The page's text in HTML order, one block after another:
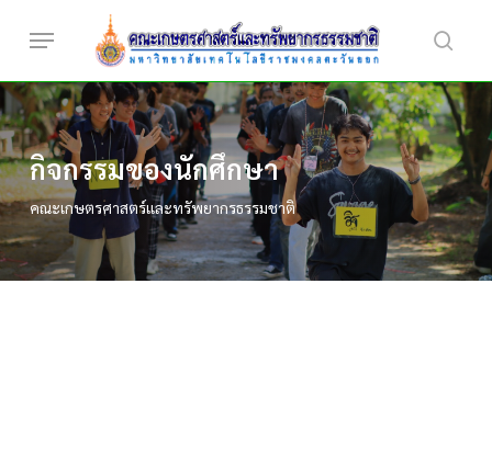
content
Menu
กิจกรรมของนักศึกษา
คณะเกษตรศาสตร์และทรัพยากรธรรมชาติ